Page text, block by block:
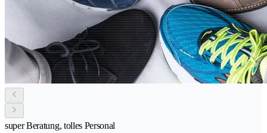
super Beratung, tolles Personal